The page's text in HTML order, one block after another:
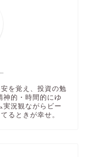
を覚え、投資の勉
神的・時間的にゆ
実況観ながらビー
るときが幸せ。